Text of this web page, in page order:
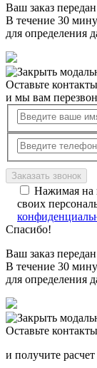
Ваш заказ
В течение 30
для определения
Оставьте контакты
и мы вам
Нажимая на
своих
Спасибо!
Ваш заказ
В течение 30
для определения
Оставьте контакты
и получите